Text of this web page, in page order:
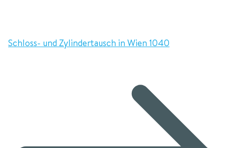
Schloss- und Zylindertausch in Wien 1040